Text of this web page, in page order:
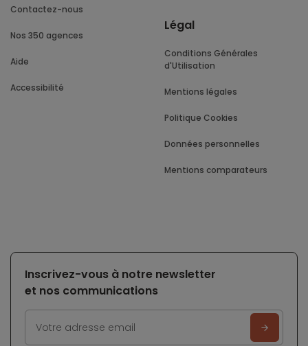
Contactez-nous
Nos 350 agences
Aide
Accessibilité
Légal
Conditions Générales
d'Utilisation
Mentions légales
Politique Cookies
Données personnelles
Mentions comparateurs
Inscrivez-vous à notre newsletter
et nos communications